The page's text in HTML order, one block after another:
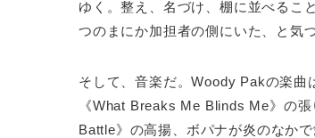
ゆく。整え、名づけ、棚に並べるこ
つのまにか加担者の側にいた、と気
そして、音楽だ。Woody Pakの楽曲
《What Breaks Me Blinds Me》の
Battle》の高揚、ボパナが炎のなか